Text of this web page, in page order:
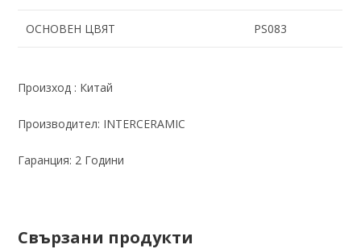
ОСНОВЕН ЦВЯТ PS083
Произход : Китай
Производител: INTERCERAMIC
Гаранция: 2 Години
Свързани продукти